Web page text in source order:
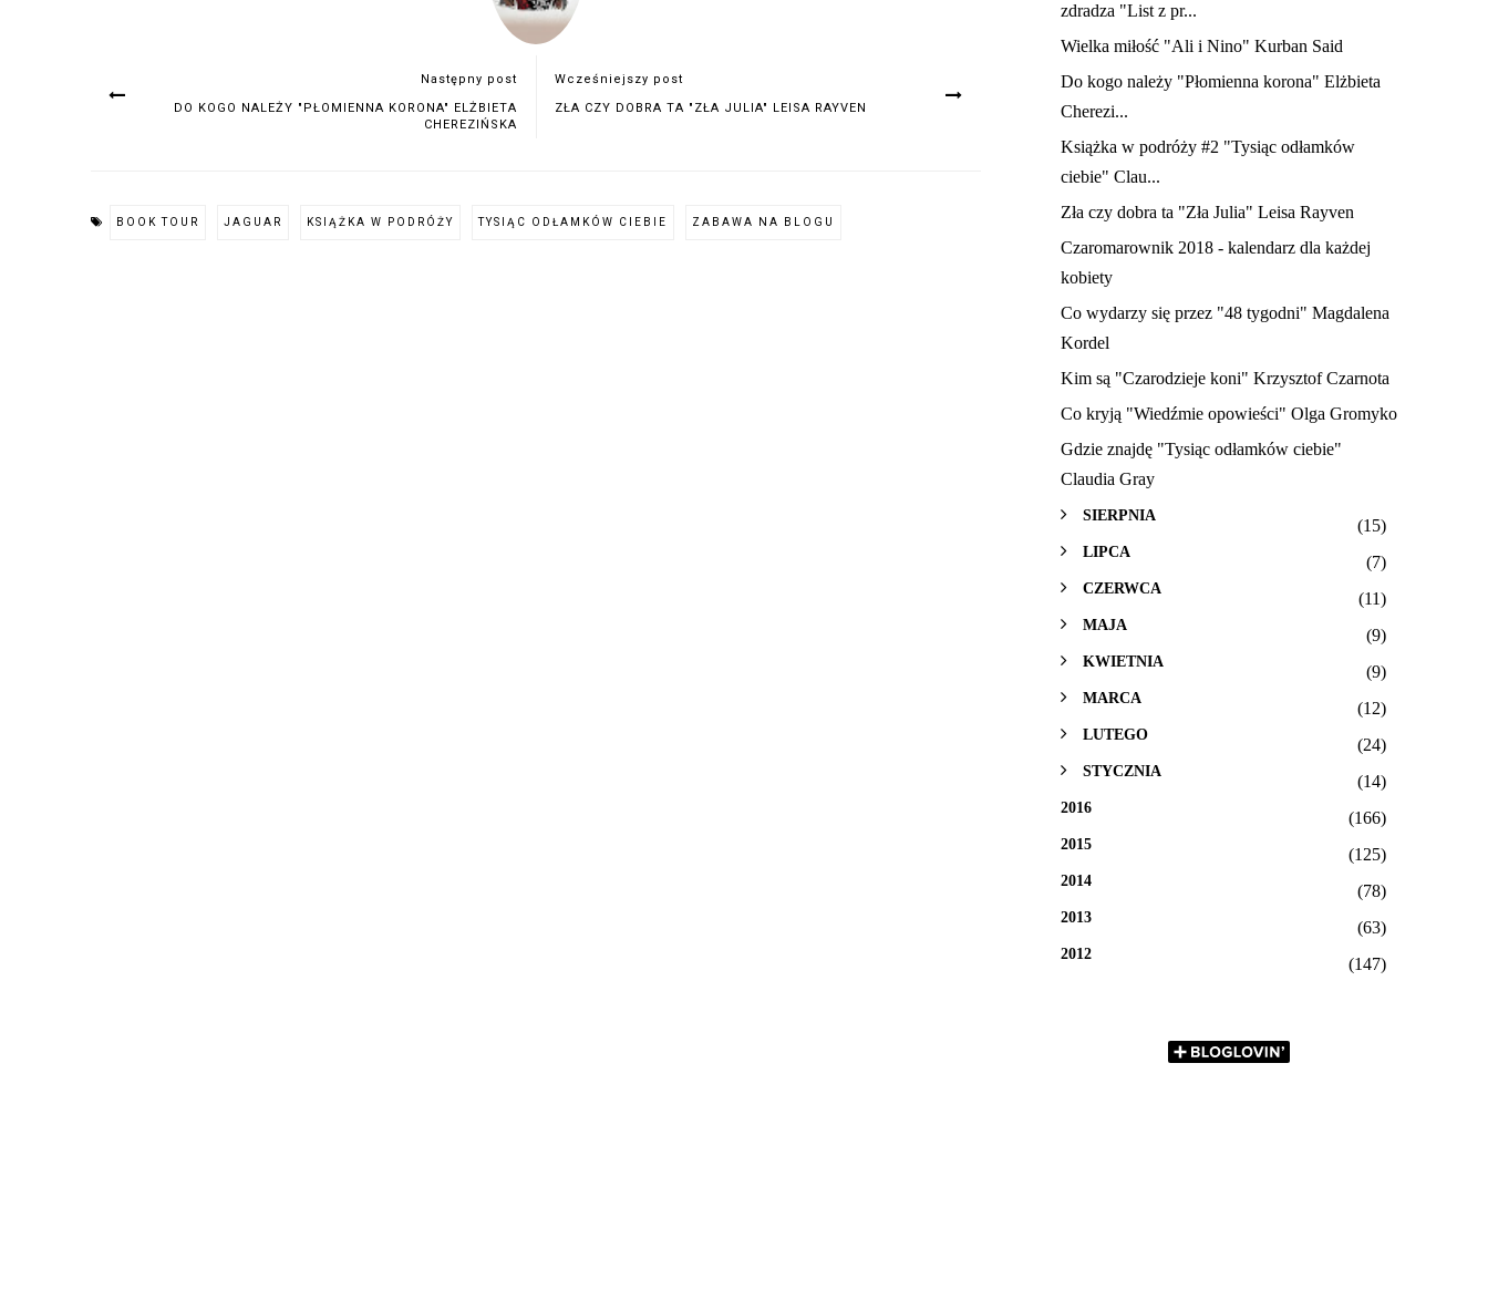
Następny post
DO KOGO NALEŻY "PŁOMIENNA KORONA" ELŻBIETA
CHEREZIŃSKA
Wcześniejszy post
ZŁA CZY DOBRA TA "ZŁA JULIA" LEISA RAYVEN
BOOK TOUR JAGUAR KSIĄŻKA W PODRÓŻY TYSIĄC ODŁAMKÓW CIEBIE ZABAWA NA BLOGU
zdradza "List z pr...
Wielka miłość "Ali i Nino" Kurban Said
Do kogo należy "Płomienna korona" Elżbieta
Cherezi...
Książka w podróży #2 "Tysiąc odłamków
ciebie" Clau...
Zła czy dobra ta "Zła Julia" Leisa Rayven
Czaromarownik 2018 - kalendarz dla każdej
kobiety
Co wydarzy się przez "48 tygodni" Magdalena
Kordel
Kim są "Czarodzieje koni" Krzysztof Czarnota
Co kryją "Wiedźmie opowieści" Olga Gromyko
Gdzie znajdę "Tysiąc odłamków ciebie"
Claudia Gray
SIERPNIA
(15)
LIPCA
(7)
CZERWCA
(11)
MAJA
(9)
KWIETNIA
(9)
MARCA
(12)
LUTEGO
(24)
STYCZNIA
(14)
2016
(166)
2015
(125)
2014
(78)
2013
(63)
2012
(147)